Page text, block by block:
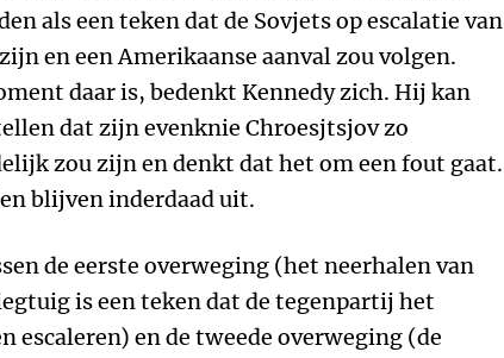
als een teken dat de Sovjets op escalatie van
en een Amerikaanse aanval zou volgen.
daar is, bedenkt Kennedy zich. Hij kan
dat zijn evenknie Chroesjtsjov zo
zou zijn en denkt dat het om een fout gaat.
blijven inderdaad uit.
de eerste overweging (het neerhalen van
is een teken dat de tegenpartij het
escaleren) en de tweede overweging (de